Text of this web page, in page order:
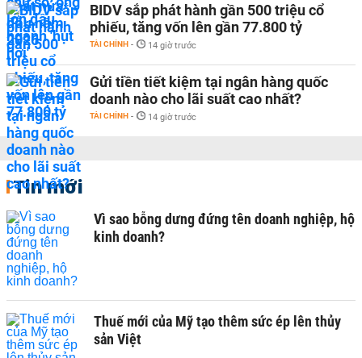
BIDV sắp phát hành gần 500 triệu cổ
phiếu, tăng vốn lên gần 77.800 tỷ
TÀI CHÍNH - 14 giờ trước
Gửi tiền tiết kiệm tại ngân hàng quốc
doanh nào cho lãi suất cao nhất?
TÀI CHÍNH - 14 giờ trước
Tin mới
Vì sao bỗng dưng đứng tên doanh nghiệp, hộ
kinh doanh?
Thuế mới của Mỹ tạo thêm sức ép lên thủy
sản Việt